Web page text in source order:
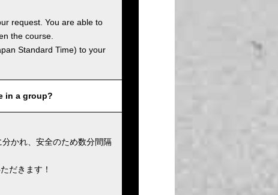
request. You are able to
the course.
Standard Time) to your
in a group?
かれ、安全のため数分間隔
だきます！